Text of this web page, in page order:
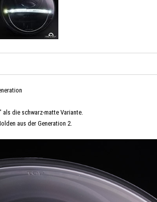
die schwarz-matte Variante.
aus der Generation 2.